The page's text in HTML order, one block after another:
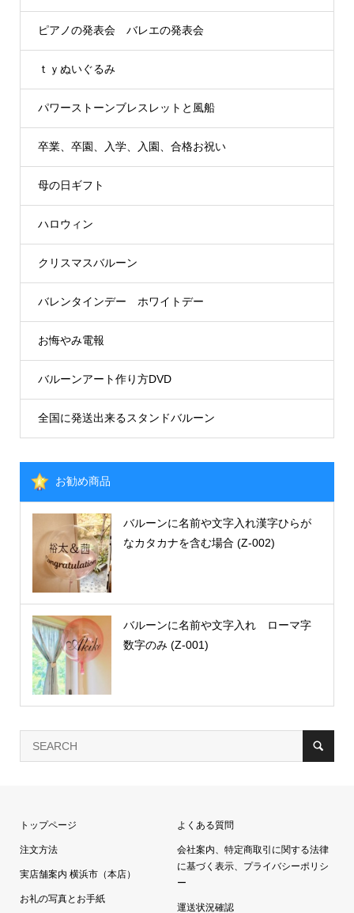
ピアノの発表会 バレエの発表会
ｔｙぬいぐるみ
パワーストーンブレスレットと風船
卒業、卒園、入学、入園、合格お祝い
母の日ギフト
ハロウィン
クリスマスバルーン
バレンタインデー ホワイトデー
お悔やみ電報
バルーンアート作り方DVD
全国に発送出来るスタンドバルーン
お勧め商品
バルーンに名前や文字入れ漢字ひらが
なカタカナを含む場合 (Z-002)
バルーンに名前や文字入れ ローマ字
数字のみ (Z-001)
トップページ
注文方法
実店舗案内 横浜市（本店）
お礼の写真とお手紙
よくある質問
会社案内、特定商取引に関する法律
に基づく表示、プライバシーポリシ
ー
運送状況確認